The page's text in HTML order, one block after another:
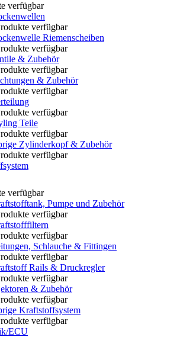
verfügbar
verfügbar
Riemenscheiben
verfügbar
& Zubehör
verfügbar
& Zubehör
verfügbar
verfügbar
Teile
verfügbar
Zylinderkopf & Zubehör
verfügbar
verfügbar
Pumpe und Zubehör
verfügbar
verfügbar
Schlauche & Fittingen
verfügbar
Rails & Druckregler
verfügbar
& Zubehör
verfügbar
Kraftstoffsystem
verfügbar
ECU